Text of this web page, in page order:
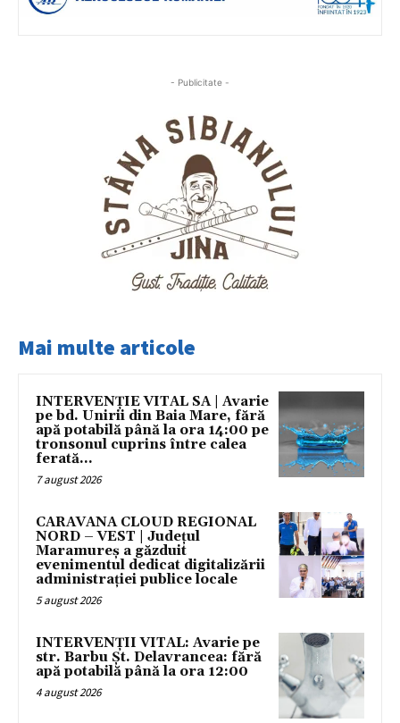
- Publicitate -
Mai multe articole
INTERVENȚIE VITAL SA | Avarie
pe bd. Unirii din Baia Mare, fără
apă potabilă până la ora 14:00 pe
tronsonul cuprins între calea
ferată...
7 august 2026
CARAVANA CLOUD REGIONAL
NORD – VEST | Județul
Maramureș a găzduit
evenimentul dedicat digitalizării
administrației publice locale
5 august 2026
INTERVENȚII VITAL: Avarie pe
str. Barbu Șt. Delavrancea: fără
apă potabilă până la ora 12:00
4 august 2026